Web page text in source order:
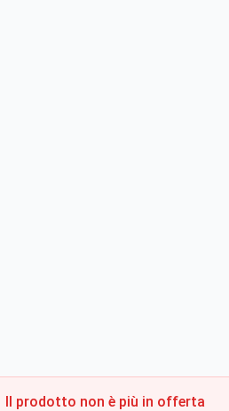
Il prodotto non è più in offerta